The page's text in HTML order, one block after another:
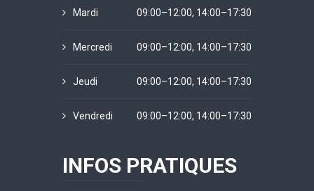
Mardi 09:00–12:00, 14:00–17:30
Mercredi 09:00–12:00, 14:00–17:30
Jeudi 09:00–12:00, 14:00–17:30
Vendredi 09:00–12:00, 14:00–17:30
INFOS PRATIQUES